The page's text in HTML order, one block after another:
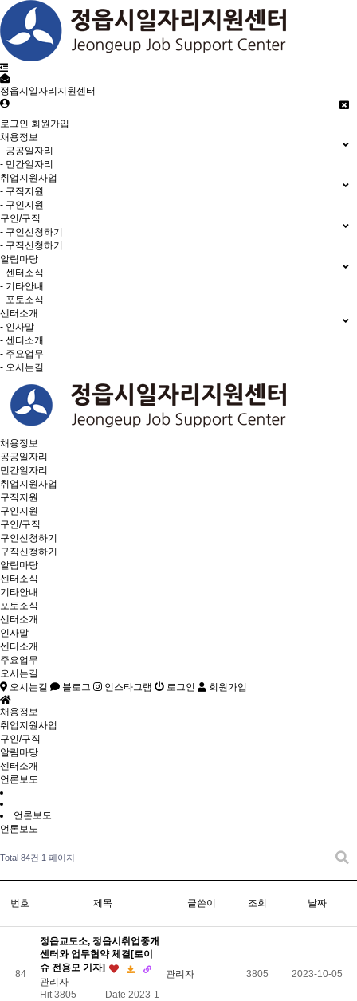
정읍시일자리지원센터
로그인 회원가입
채용정보
- 공공일자리
- 민간일자리
취업지원사업
- 구직지원
- 구인지원
구인/구직
- 구인신청하기
- 구직신청하기
알림마당
- 센터소식
- 기타안내
- 포토소식
센터소개
- 인사말
- 센터소개
- 주요업무
- 오시는길
채용정보
공공일자리
민간일자리
취업지원사업
구직지원
구인지원
구인/구직
구인신청하기
구직신청하기
알림마당
센터소식
기타안내
포토소식
센터소개
인사말
센터소개
주요업무
오시는길
오시는길
블로그 인스타그램 로그인 회원가입
채용정보
취업지원사업
구인/구직
알림마당
센터소개
언론보도
언론보도
언론보도
Total 84건 1 페이지
번호 제목 글쓴이 조회 날짜
84
정읍교도소, 정읍시취업중개
센터와 업무협약 체결[로이
슈 전용모 기자]
관리자
Hit 3805
Date 2023-1
관리자 3805 2023-10-05